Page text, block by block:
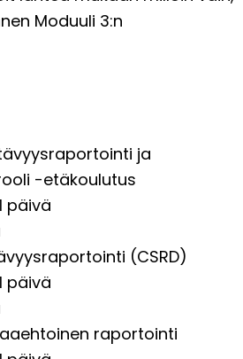
Moduuli 3:n
ja
-etäkoulutus
päivä
(CSRD)
päivä
raportointi